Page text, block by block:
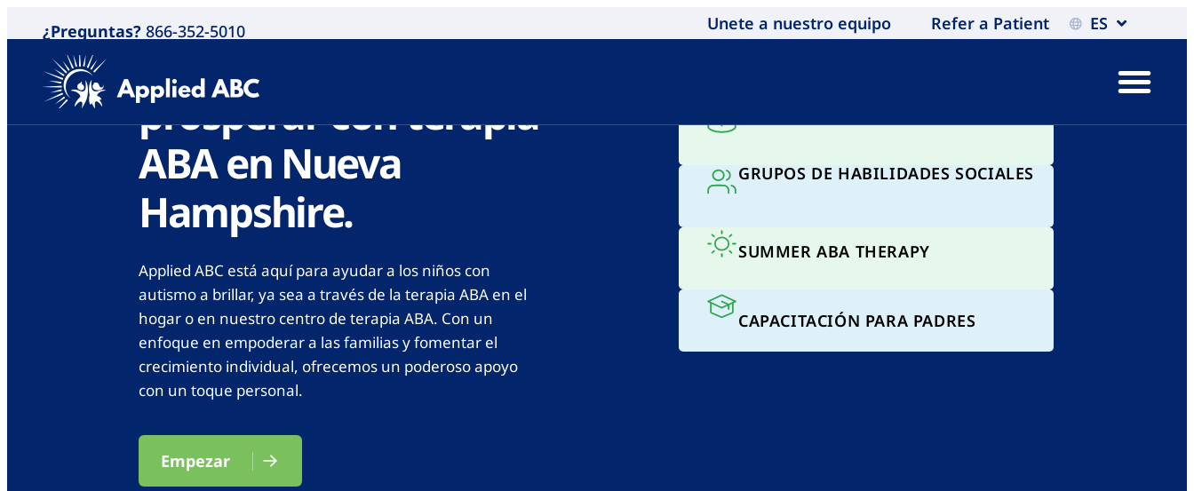
¿Preguntas? 866-352-5010 Unete a nuestro equipo Refer a Patient ES
Ayudando a los niños a
prosperar con terapia
ABA en Nueva
Hampshire.
Applied ABC está aquí para ayudar a los niños con
autismo a brillar, ya sea a través de la terapia ABA en el
hogar o en nuestro centro de terapia ABA. Con un
enfoque en empoderar a las familias y fomentar el
crecimiento individual, ofrecemos un poderoso apoyo
con un toque personal.
Empezar
GRUPOS DE HABILIDADES SOCIALES
SUMMER ABA THERAPY
CAPACITACIÓN PARA PADRES